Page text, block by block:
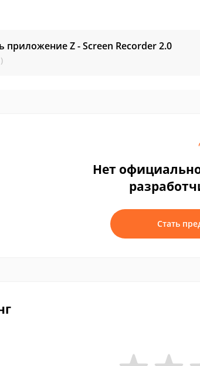
приложение Z - Screen Recorder2.0
Нет
Стать